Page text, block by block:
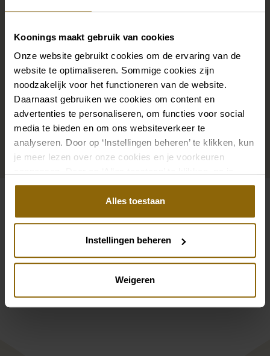
Koonings maakt gebruik van cookies
Onze website gebruikt cookies om de ervaring van de
website te optimaliseren. Sommige cookies zijn
noodzakelijk voor het functioneren van de website.
Daarnaast gebruiken we cookies om content en
advertenties te personaliseren, om functies voor social
media te bieden en om ons websiteverkeer te
analyseren. Door op ‘Instellingen beheren’ te klikken, kun
je meer lezen over onze cookies en je voorkeuren
akkoord met het gebruik van alle cookies.
Alles toestaan
Instellingen beheren
Weigeren
De perfecte trouwschoenen voor onder je trouwjurk,
maar ook kettingen, armbanden en oorbellen die
haarband of haarspeld voor je bruidskapsel: jouw
bruidslook is pas af met bijpassende accessoires. Met
onze grote accessoire winkel met accessoires voor
bruid en bruidegom vind je de perfecte match met
jouw jurk of trouwkostuum.
Bekijk ook eens
Marylise Titus/1
Pinterest
Ramona Koonings
Azuree Bridal Fuchsia 427.0671
Pinterest
Fashion Queen